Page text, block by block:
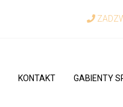
KONTAKT GABIENTY